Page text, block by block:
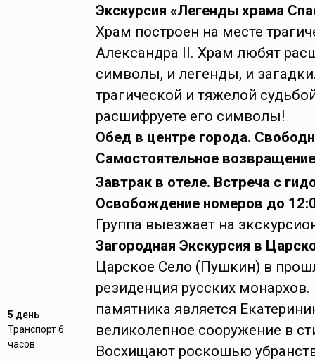
Экскурсия «Легенды храма
Храм построен на месте
Александра II. Храм любят
символы, и легенды, и
трагической и тяжелой
расшифруете его символы!
Обед в центре города.
Самостоятельное
5 день
Транспорт 6
часов
Завтрак в отеле. Встреча с
Освобождение номеров до
Группа выезжает на
Загородная Экскурсия в
Царское Село (Пушкин) в
резиденция русских
памятника является
великолепное сооружение в
Восхищают роскошью